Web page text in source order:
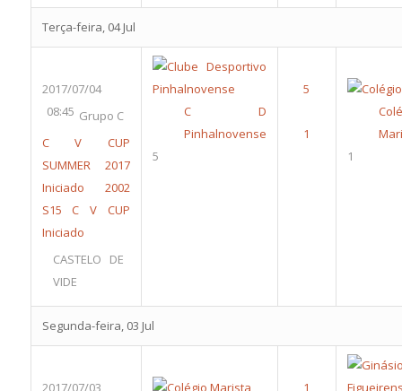
Terça-feira, 04 Jul
2017/07/04
08:45 Grupo C
C V CUP
SUMMER 2017
Iniciado 2002
S15
C V CUP
Iniciado
CASTELO DE
VIDE
C D
Pinhalnovense
5
1
Segunda-feira, 03 Jul
2017/07/03